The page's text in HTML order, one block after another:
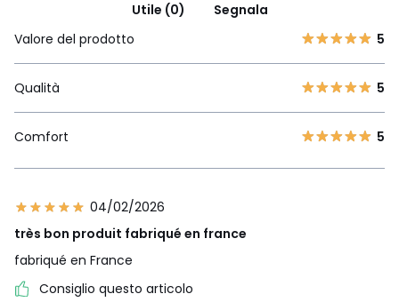
Utile (0)
Segnala
Valore del prodotto
5
Qualità 5
Comfort 5
04/02/2026
très bon produit fabriqué en france
fabriqué en France
Consiglio questo articolo